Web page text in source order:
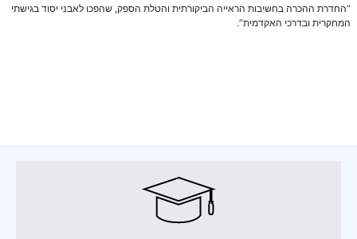
“החדרת ההכרה בחשיבות הראייה הביקורתית והטלת הספק, שהפכו לאבני יסוד בגישתי
המחקרית ובדרכי האקדמית”.